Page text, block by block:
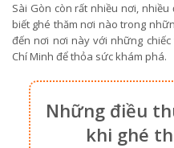
Sài Gòn còn rất nhiều nơi,
biết ghé thăm nơi nào trong
đến nơi nơi này với những
Chí Minh để thỏa sức khám phá.
Những điều
khi ghé